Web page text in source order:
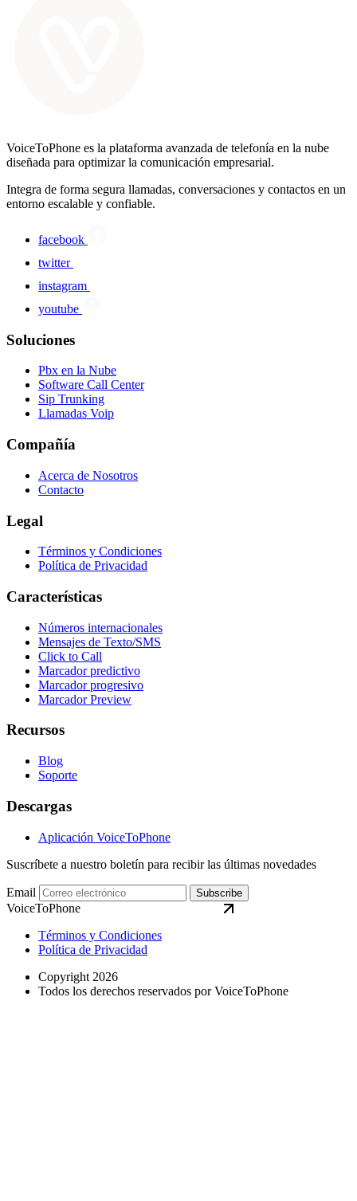
VoiceToPhone es la plataforma avanzada de telefonía en la nube
diseñada para optimizar la comunicación empresarial.
Integra de forma segura llamadas, conversaciones y contactos en un
entorno escalable y confiable.
facebook
twitter
instagram
youtube
Soluciones
Pbx en la Nube
Software Call Center
Sip Trunking
Llamadas Voip
Compañía
Acerca de Nosotros
Contacto
Legal
Términos y Condiciones
Política de Privacidad
Características
Números internacionales
Mensajes de Texto/SMS
Click to Call
Marcador predictivo
Marcador progresivo
Marcador Preview
Recursos
Blog
Soporte
Descargas
Aplicación VoiceToPhone
Suscríbete a nuestro boletín para recibir las últimas novedades
Email Subscribe
VoiceToPhone
Términos y Condiciones
Política de Privacidad
Copyright 2026
Todos los derechos reservados por VoiceToPhone